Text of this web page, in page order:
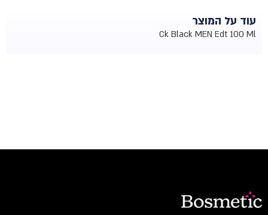
עוד על המוצר
Ck Black MEN Edt 100 Ml